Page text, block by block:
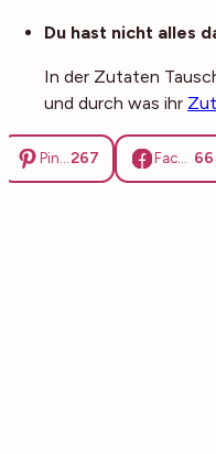
Du hast nicht alles
In der Zutaten
und durch was ihr
267 66